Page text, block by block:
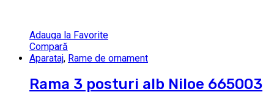
Adauga la Favorite
Compară
Aparataj, Rame de ornament
Rama 3 posturi alb Niloe 665003